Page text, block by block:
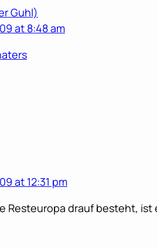
Guhl)
at 8:48 am
at 12:31 pm
Resteuropa drauf besteht,